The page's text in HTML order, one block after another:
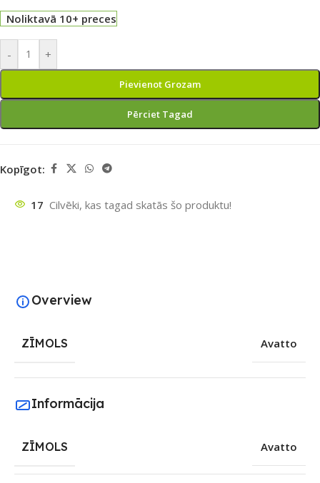
Noliktavā 10+ preces
- +
Pievienot Grozam
Pērciet Tagad
Kopīgot:
17 Cilvēki, kas tagad skatās šo produktu!
Overview
ZĪMOLS Avatto
Informācija
ZĪMOLS Avatto